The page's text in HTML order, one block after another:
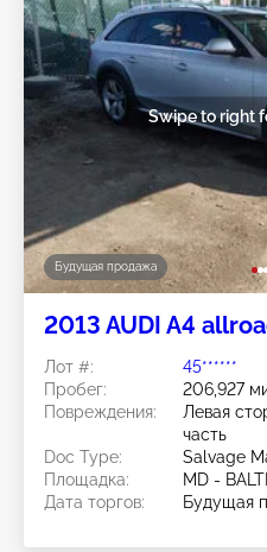
Будущая продажа
Swipe to right
2013 AUDI A4
Лот #:
45******
Пробег:
206,927
Повреждения:
Левая
часть
Doc Type:
Salvage
Площадка:
MD -
Дата торгов:
Будущая